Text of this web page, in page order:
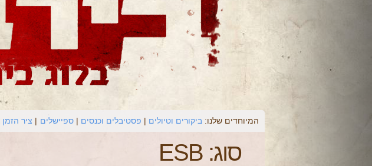
המיוחדים שלנו: ביקורים וטיולים פסטיבלים וכנסים ספיישלים ציר הזמן
סוג: ESB